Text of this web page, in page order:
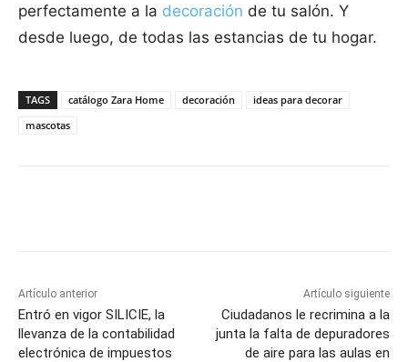
perfectamente a la decoración de tu salón. Y
desde luego, de todas las estancias de tu hogar.
TAGS catálogo Zara Home decoración
ideas para decorar
mascotas
Artículo anterior
Entró en vigor SILICIE, la
llevanza de la contabilidad
electrónica de impuestos
Artículo siguiente
Ciudadanos le recrimina a la
junta la falta de depuradores
de aire para las aulas en